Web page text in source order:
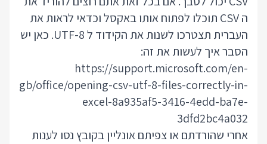
ה CSV תוכלו לפתוח אותו באקסל וכדאי לראות את
העברית תצטרכו לשנות את הקידוד ל UTF-8. כאן יש
הסבר איך לעשות את זה:
https://support.microsoft.com/en-
gb/office/opening-csv-utf-8-files-correctly-in-
excel-8a935af5-3416-4edd-ba7e-
3dfd2bc4a032
אחרי שהורדתם או צפיתם אונליין בקובץ נסו לענות